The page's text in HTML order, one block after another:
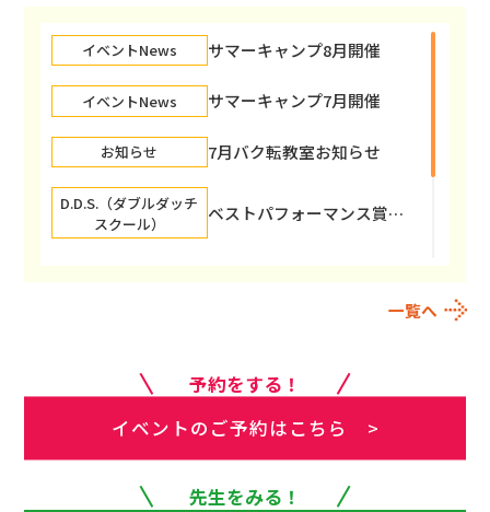
イベントNews サマーキャンプ8月開催
イベントNews サマーキャンプ7月開催
お知らせ 7月バク転教室お知らせ
D.D.S.（ダブルダッチ
スクール）
ベストパフォーマンス賞獲得！！
一覧へ
予約をする！
イベントのご予約はこちら >
先生をみる！